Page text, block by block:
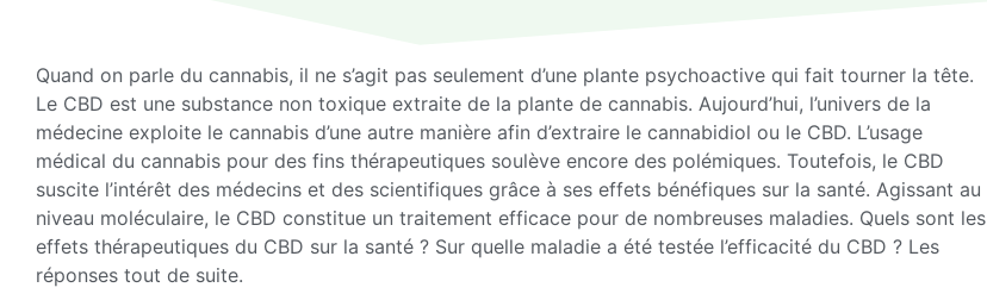
Quand on parle du cannabis, il ne s’agit pas seulement d’une plante psychoactive qui fait tourner la tête.
Le CBD est une substance non toxique extraite de la plante de cannabis. Aujourd’hui, l’univers de la
médecine exploite le cannabis d’une autre manière afin d’extraire le cannabidiol ou le CBD. L’usage
médical du cannabis pour des fins thérapeutiques soulève encore des polémiques. Toutefois, le CBD
suscite l’intérêt des médecins et des scientifiques grâce à ses effets bénéfiques sur la santé. Agissant au
niveau moléculaire, le CBD constitue un traitement efficace pour de nombreuses maladies. Quels sont les
effets thérapeutiques du CBD sur la santé ? Sur quelle maladie a été testée l’efficacité du CBD ? Les
réponses tout de suite.